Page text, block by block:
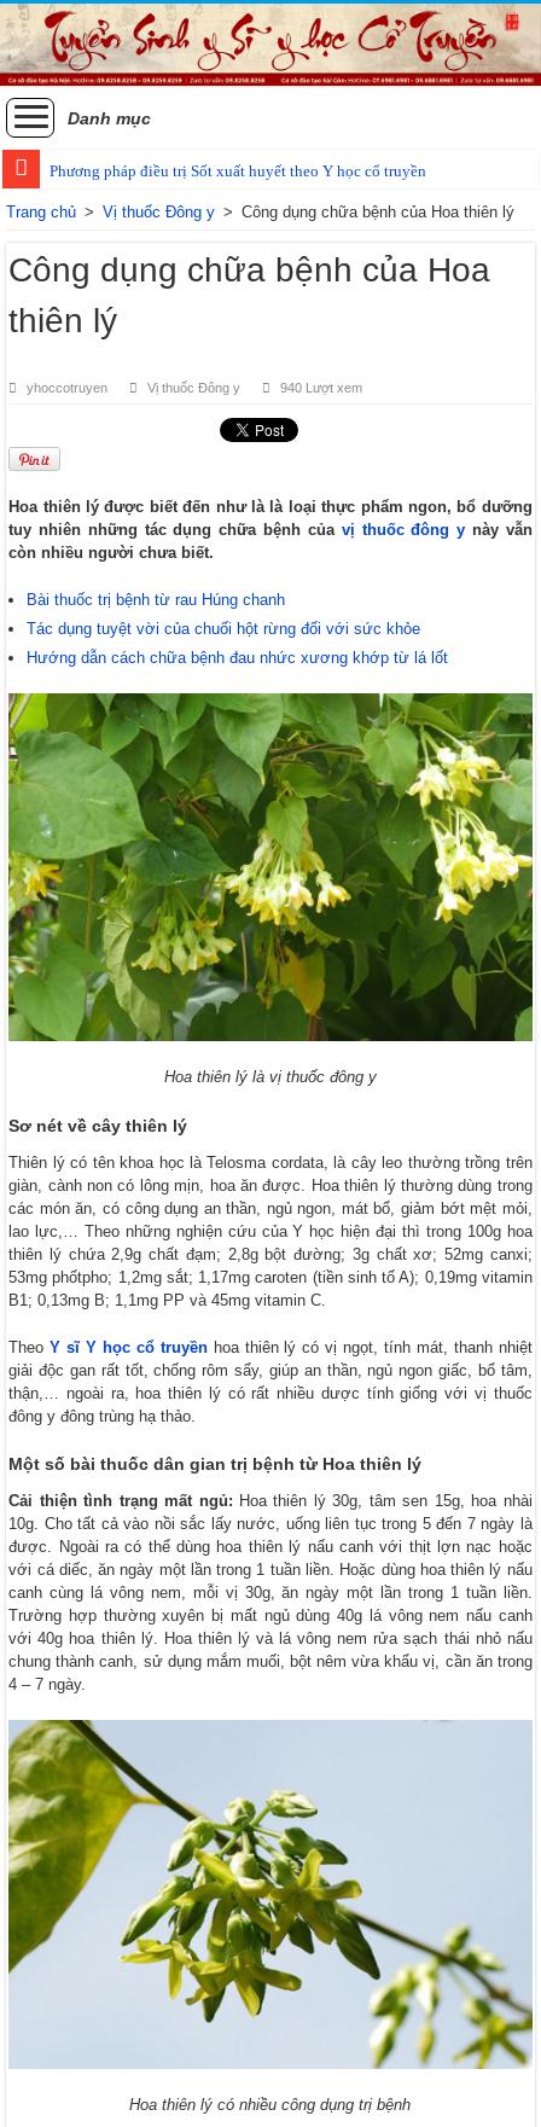
Danh mục
Phương pháp điều trị Sốt xuất huyết theo Y học cổ truyền
Trang chủ > Vị thuốc Đông y > Công dụng chữa bệnh của Hoa thiên lý
Công dụng chữa bệnh của Hoa
thiên lý
yhoccotruyen Vị thuốc Đông y 940 Lượt xem
Hoa thiên lý được biết đến như là là loại thực phẩm ngon, bổ dưỡng
tuy nhiên những tác dụng chữa bệnh của vị thuốc đông y này vẫn
còn nhiều người chưa biết.
Bài thuốc trị bệnh từ rau Húng chanh
Tác dụng tuyệt vời của chuối hột rừng đối với sức khỏe
Hướng dẫn cách chữa bệnh đau nhức xương khớp từ lá lốt
Hoa thiên lý là vị thuốc đông y
Sơ nét về cây thiên lý
Thiên lý có tên khoa học là Telosma cordata, là cây leo thường trồng trên
giàn, cành non có lông mịn, hoa ăn được. Hoa thiên lý thường dùng trong
các món ăn, có công dụng an thần, ngủ ngon, mát bổ, giảm bớt mệt mỏi,
lao lực,… Theo những nghiện cứu của Y học hiện đại thì trong 100g hoa
thiên lý chứa 2,9g chất đạm; 2,8g bột đường; 3g chất xơ; 52mg canxi;
53mg phốtpho; 1,2mg sắt; 1,17mg caroten (tiền sinh tố A); 0,19mg vitamin
B1; 0,13mg B; 1,1mg PP và 45mg vitamin C.
TheoY sĩ Y học cổ truyềnhoa thiên lý có vị ngọt, tính mát, thanh nhiệt
giải độc gan rất tốt, chống rôm sẩy, giúp an thần, ngủ ngon giấc, bổ tâm,
thận,… ngoài ra, hoa thiên lý có rất nhiều dược tính giống với vị thuốc
đông y đông trùng hạ thảo.
Một số bài thuốc dân gian trị bệnh từ Hoa thiên lý
Cải thiện tình trạng mất ngủ: Hoa thiên lý 30g, tâm sen 15g, hoa nhài
10g. Cho tất cả vào nồi sắc lấy nước, uống liên tục trong 5 đến 7 ngày là
được. Ngoài ra có thể dùng hoa thiên lý nấu canh với thịt lợn nạc hoặc
với cá diếc, ăn ngày một lần trong 1 tuần liền. Hoặc dùng hoa thiên lý nấu
canh cùng lá vông nem, mỗi vị 30g, ăn ngày một lần trong 1 tuần liền.
Trường hợp thường xuyên bị mất ngủ dùng 40g lá vông nem nấu canh
với 40g hoa thiên lý. Hoa thiên lý và lá vông nem rửa sạch thái nhỏ nấu
chung thành canh, sử dụng mắm muối, bột nêm vừa khẩu vị, cần ăn trong
4 – 7 ngày.
Hoa thiên lý có nhiều công dụng trị bệnh